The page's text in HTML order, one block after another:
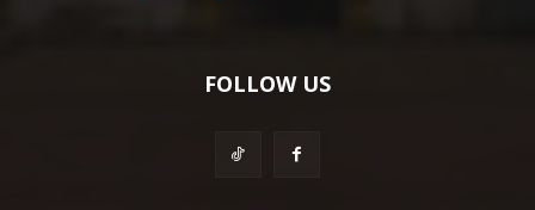
FOLLOW US